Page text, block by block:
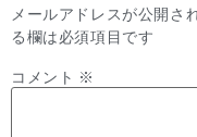
メールアドレスが公開さ
る欄は必須項目です
コメント ※